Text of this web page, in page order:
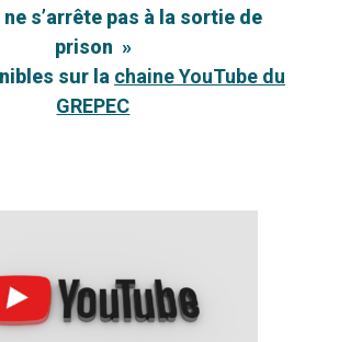
ne s’arrête pas à la sortie de
prison »
sur la chaine YouTube du
GREPEC